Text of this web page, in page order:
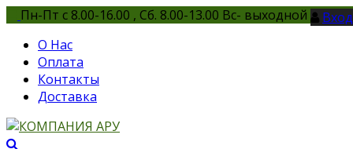
Пн-Пт с 8.00-16.00 , Сб. 8.00-13.00 Вс- выходной Вход
О Нас
Оплата
Контакты
Доставка